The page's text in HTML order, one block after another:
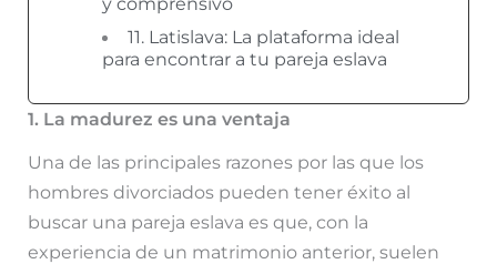
11. Latislava: La plataforma ideal
para encontrar a tu pareja eslava
1. La madurez es una ventaja
Una de las principales razones por las que los
hombres divorciados pueden tener éxito al
buscar una pareja eslava es que, con la
experiencia de un matrimonio anterior, suelen